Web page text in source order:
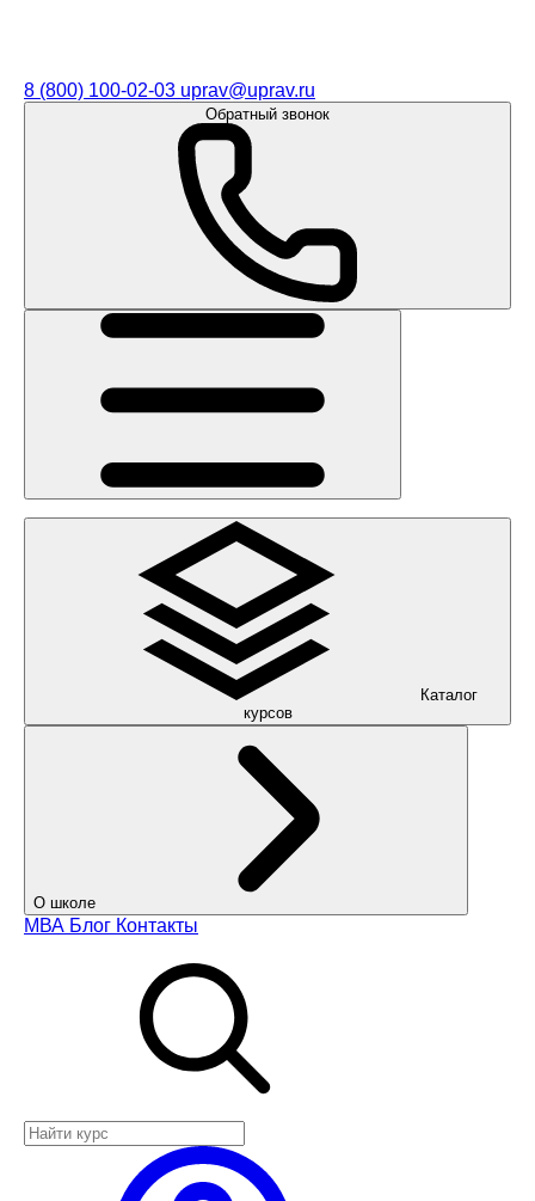
8 (800) 100-02-03 uprav@uprav.ru
Обратный звонок
Каталог
курсов
О школе
МВА Блог Контакты